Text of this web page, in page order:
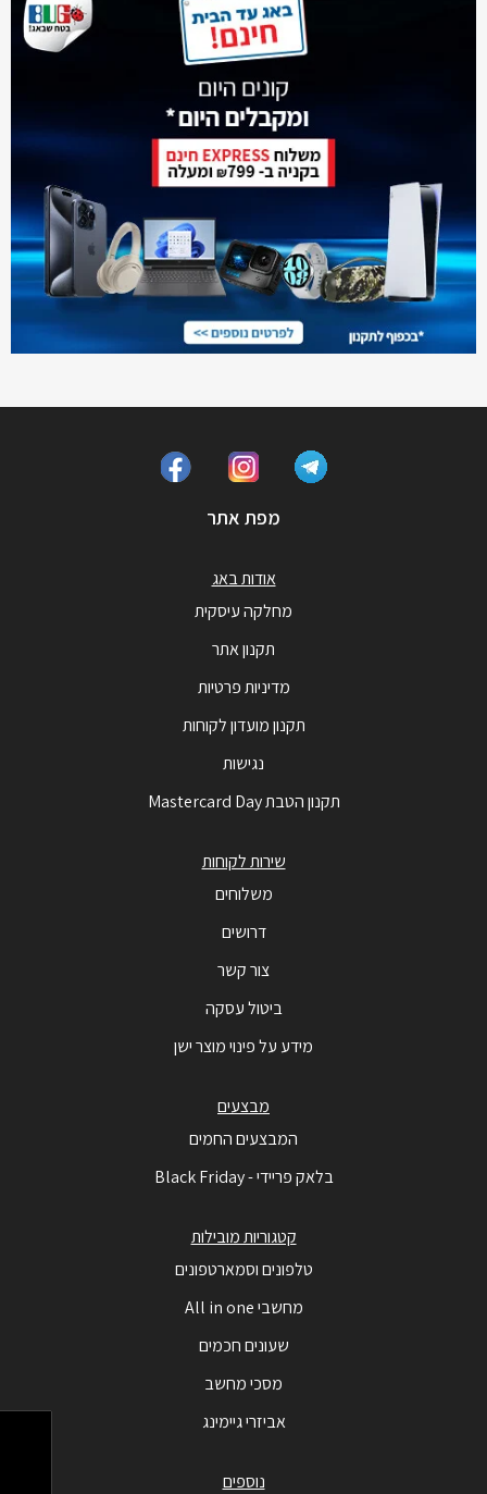
מפת אתר
אודות באג
מחלקה עיסקית
תקנון אתר
מדיניות פרטיות
תקנון מועדון לקוחות
נגישות
תקנון הטבת Mastercard Day
שירות לקוחות
משלוחים
דרושים
צור קשר
ביטול עסקה
מידע על פינוי מוצר ישן
מבצעים
המבצעים החמים
בלאק פריידי - Black Friday
קטגוריות מובילות
טלפונים וסמארטפונים
מחשבי All in one
שעונים חכמים
מסכי מחשב
אביזרי גיימינג
נוספים